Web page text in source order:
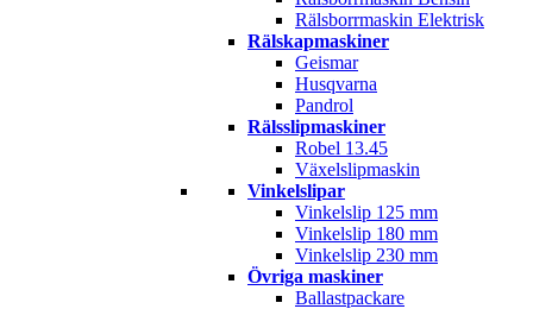
Rälsborrmaskin Elektrisk
Rälskapmaskiner
Geismar
Husqvarna
Pandrol
Rälsslipmaskiner
Robel 13.45
Växelslipmaskin
Vinkelslipar
Vinkelslip 125 mm
Vinkelslip 180 mm
Vinkelslip 230 mm
Övriga maskiner
Ballastpackare